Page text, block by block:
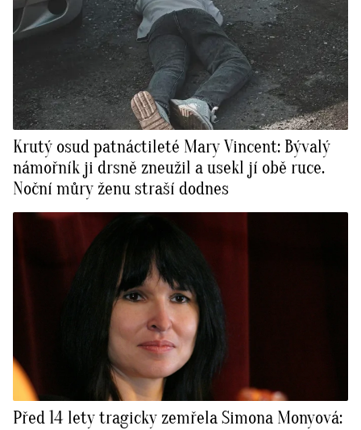
Krutý osud patnáctileté Mary Vincent: Bývalý
námořník ji drsně zneužil a usekl jí obě ruce.
Noční můry ženu straší dodnes
Před 14 lety tragicky zemřela Simona Monyová: